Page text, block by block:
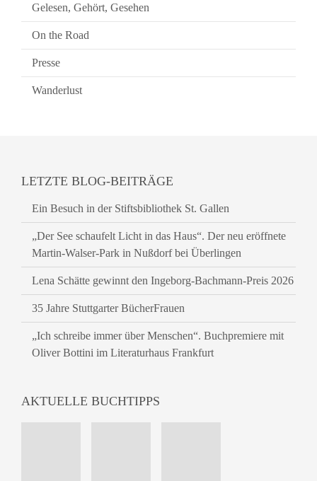
Gelesen, Gehört, Gesehen
On the Road
Presse
Wanderlust
LETZTE BLOG-BEITRÄGE
Ein Besuch in der Stiftsbibliothek St. Gallen
„Der See schaufelt Licht in das Haus“. Der neu eröffnete
Martin-Walser-Park in Nußdorf bei Überlingen
Lena Schätte gewinnt den Ingeborg-Bachmann-Preis 2026
35 Jahre Stuttgarter BücherFrauen
„Ich schreibe immer über Menschen“. Buchpremiere mit
Oliver Bottini im Literaturhaus Frankfurt
AKTUELLE BUCHTIPPS